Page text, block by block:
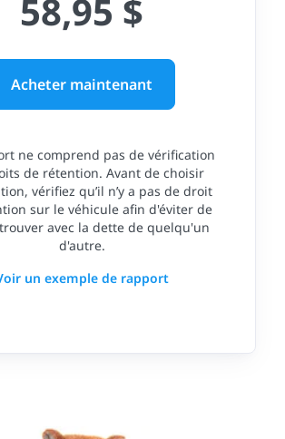
58,95 $
Acheter maintenant
ne comprend pas de vérification
de rétention. Avant de choisir
vérifiez qu’il n’y a pas de droit
sur le véhicule afin d'éviter de
avec la dette de quelqu'un
d'autre.
un exemple de rapport